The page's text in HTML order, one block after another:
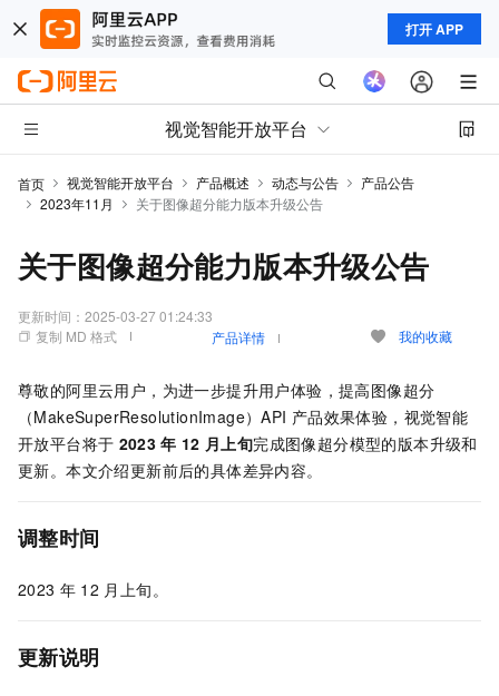
打开 APP
视觉智能开放平台
首页 视觉智能开放平台 产品概述 动态与公告
产品公告
2023年11月
关于图像超分能力版本升级公告
关于图像超分能力版本升级公告
更新时间： 2025-03-27 01:24:33
复制 MD 格式
产品详情 我的收藏
尊敬的阿里云用户，为进一步提升用户体验，提高图像超分
（MakeSuperResolutionImage）API 产品效果体验，视觉智能
开放平台将于 2023 年 12 月上旬完成图像超分模型的版本升级和
更新。本文介绍更新前后的具体差异内容。
调整时间
2023 年 12 月上旬。
更新说明